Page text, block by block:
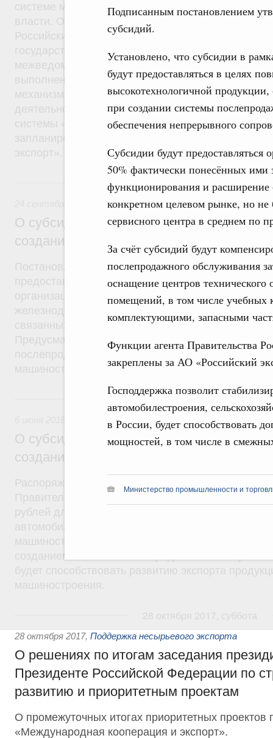
Подписанным постановлением
субсидий.
Установлено, что субсидии в
будут предоставляться в целях
высокотехнологичной
при создании системы
обеспечения непрерывного
Субсидии будут предоставляться
50% фактически понесённых ими
функционирования и расширение
конкретном целевом рынке, но не
сервисного центра в среднем по
За счёт субсидий будут
послепродажного обслуживания
оснащение центров
помещений, в том числе учебных
комплектующими, запасными
Функции агента Правительства
закреплены за АО «Российский
Господдержка позволит
автомобилестроения,
в России, будет способствовать
мощностей, в том числе в
Министерство промышленности и
системе межведомственного электронного
власти. Определены виды документов и
Российский экспортный центр может
государственной власти и организациями в
межведомственного информационного
выполнения своих функций, в том числе в целях
механизма «одного окна» для участников
деятельности. Ввод в промышленную
системы «Одно окно» на базе цифровой
24 сентября 2018, понедельник
Поддержка несырьевого экспорта
О субсидировании организаций
создания системы послепродажного
Постановление от 20 сентября 2018 года
предоставления субсидий из федерального
организациям автомобилестроения,
связанных с созданием системы
Предусматривается создание не менее 30
послепродажному обслуживанию продукции этих
Поддержка несырьевого экспорта
О субсидировании отраслей
создания системы послепродажного
Распоряжение от 4 июня 2018 года №1115-р. Из
созданием системы послепродажного
28 октября 2017, Поддержка несырьевого экспорта
О решениях по итогам заседания
Президенте Российской Федерации по
развитию и приоритетным проектам
О промежуточных итогах приоритетных
«Международная кооперация и экспорт».